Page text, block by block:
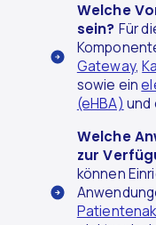
Welche
sein? Für
Gateway,
sowie ein
(eHBA) und
Welche
zur
können